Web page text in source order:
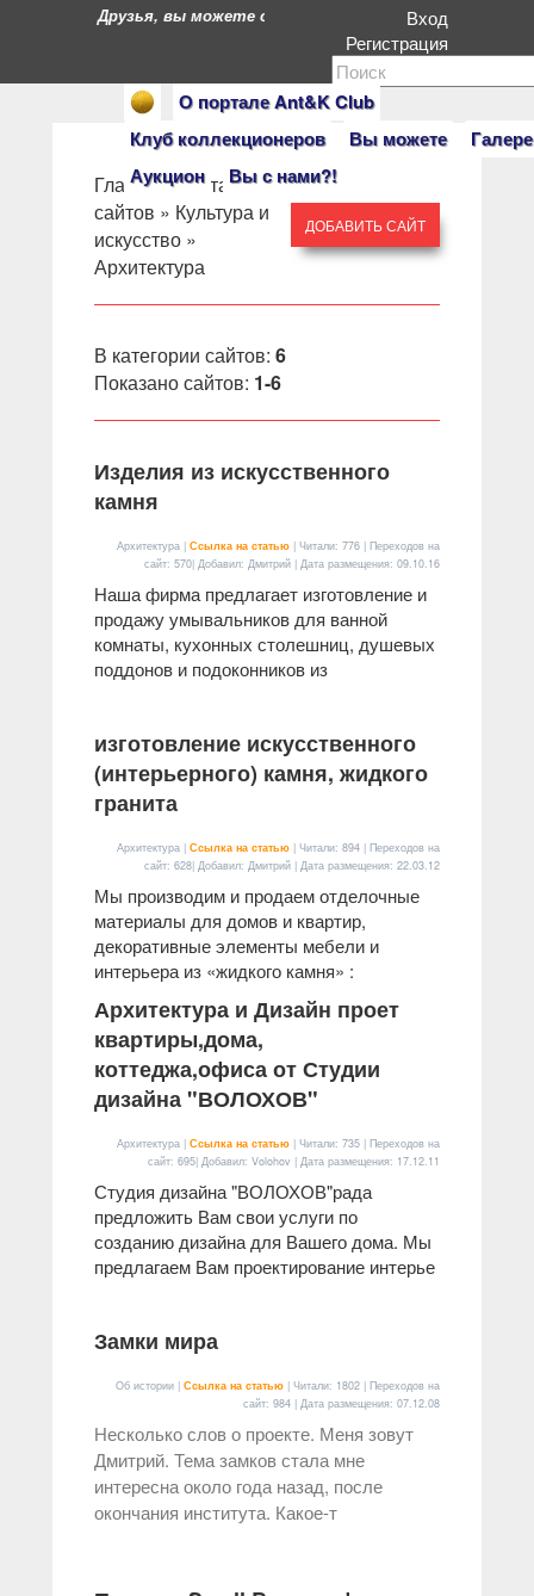
О портале Ant&K Club
Клуб коллекционеров
Вы можете
Аукцион
Вы с нами?!
Друзья, вы можете стать героями нашего портала.
Вход
Регистрация
Главная»Каталог
сайтов » Культура и
искусство »
Архитектура
ДОБАВИТЬ САЙТ
В категории сайтов: 6
Показано сайтов: 1-6
Изделия из искусственного
камня
Архитектура | Ссылка на статью | Читали: 776 | Переходов на
сайт: 570| Добавил: Дмитрий | Дата размещения: 09.10.16
Наша фирма предлагает изготовление и
продажу умывальников для ванной
комнаты, кухонных столешниц, душевых
поддонов и подоконников из
изготовление искусственного
(интерьерного) камня, жидкого
гранита
Архитектура | Ссылка на статью | Читали: 894 | Переходов на
сайт: 628| Добавил: Дмитрий | Дата размещения: 22.03.12
Мы производим и продаем отделочные
материалы для домов и квартир,
декоративные элементы мебели и
интерьера из «жидкого камня» :
Архитектура и Дизайн проет
квартиры,дома,
коттеджа,офиса от Студии
дизайна "ВОЛОХОВ"
Архитектура | Ссылка на статью | Читали: 735 | Переходов на
сайт: 695| Добавил: Volohov | Дата размещения: 17.12.11
Студия дизайна "ВОЛОХОВ"рада
предложить Вам свои услуги по
созданию дизайна для Вашего дома. Мы
предлагаем Вам проектирование интерье
Замки мира
Об истории | Ссылка на статью | Читали: 1802 | Переходов на
сайт: 984 | Дата размещения: 07.12.08
Несколько слов о проекте. Меня зовут
Дмитрий. Тема замков стала мне
интересна около года назад, после
окончания института. Какое-т